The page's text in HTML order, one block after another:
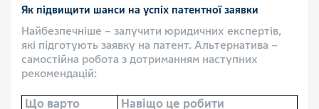
Як підвищити шанси на успіх патентної заявки
Найбезпечніше – залучити юридичних експертів,
які підготують заявку на патент. Альтернатива –
самостійна робота з дотриманням наступних
рекомендацій:
Що варто
Навіщо це робити